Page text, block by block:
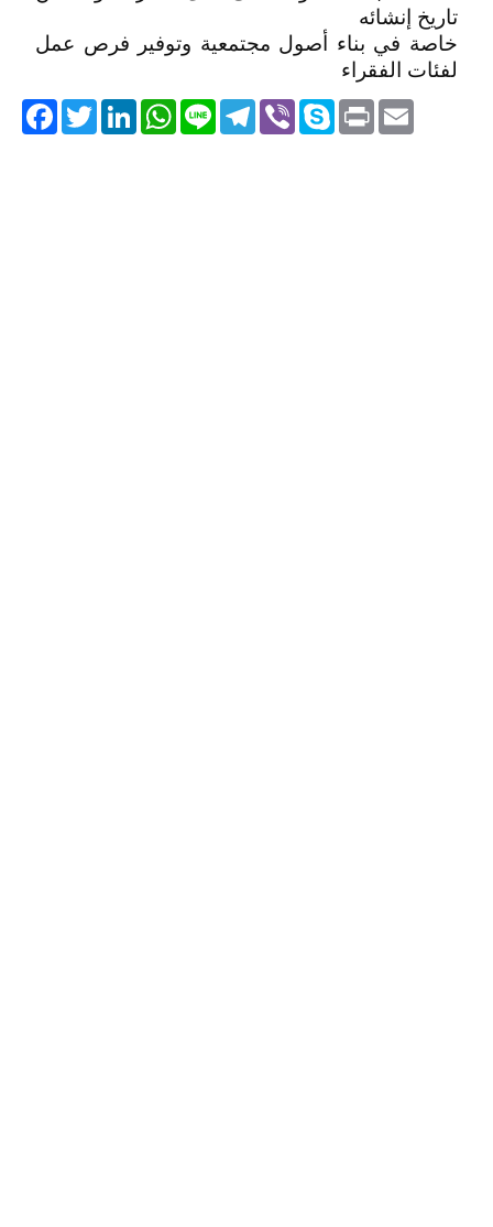
تاريخ إنشائه
خاصة في بناء أصول مجتمعية وتوفير فرص عمل
لفئات الفقراء
TwitterLinkedIn
WhatsApp Line
Telegram ViberSkype PrintEmail